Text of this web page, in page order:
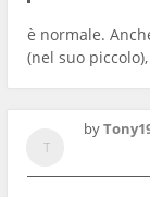
è normale.
(nel suo
by